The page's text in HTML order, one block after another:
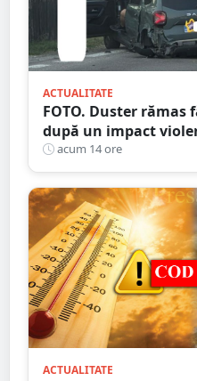
ACTUALITATE
FOTO. Duster rămas
după un impact
implicarea unei
acum 14 ore
ACTUALITATE